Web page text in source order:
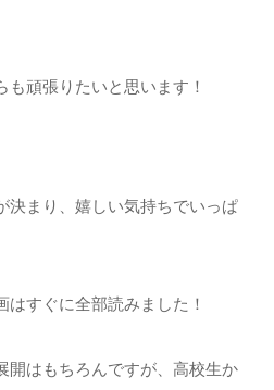
頑張りたいと思います！
決まり、嬉しい気持ちでいっぱ
すぐに全部読みました！
開はもちろんですが、高校生か